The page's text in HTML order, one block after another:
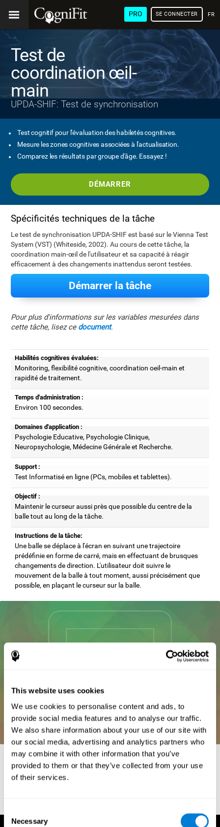
This website uses cookies
We use cookies to personalise content and ads, to
provide social media features and to analyse our traffic.
We also share information about your use of our site with
our social media, advertising and analytics partners who
may combine it with other information that you’ve
provided to them or that they’ve collected from your use
of their services.
Selection
Necessary
PRO SE CONNECTER
Test de
coordination œil-
main
UPDA-SHIF: Test de synchronisation
Test cognitif pour l'évaluation des habiletés cognitives.
Mesure les zones cognitives associées à l'actualisation.
Comparez les résultats par groupe d'âge. Essayez !
DÉMARRER
Spécificités techniques de la tâche
Le test de synchronisation UPDA-SHIF est basé sur le Vienna Test
System (VST) (Whiteside, 2002). Au cours de cette tâche, la
coordination main-œil de l'utilisateur et sa capacité à réagir
efficacement à des changements inattendus seront testées.
Démarrer la tâche
Pour plus d'informations sur les variables mesurées dans
cette tâche, lisez ce document.
Habilités cognitives évaluées:
Monitoring, flexibilité cognitive, coordination oeil-main et
rapidité de traitement.
Temps d'administration :
Environ 100 secondes.
Domaines d'application :
Psychologie Educative, Psychologie Clinique,
Neuropsychologie, Médecine Générale et Recherche.
Support :
Test Informatisé en ligne (PCs, mobiles et tablettes).
Objectif :
Maintenir le curseur aussi près que possible du centre de la
balle tout au long de la tâche.
Instructions de la tâche:
Une balle se déplace à l'écran en suivant une trajectoire
prédéfinie en forme de carré, mais en effectuant de brusques
changements de direction. L'utilisateur doit suivre le
mouvement de la balle à tout moment, aussi précisément que
possible, en plaçant le curseur sur la balle.
Références
Whiteside, A. (2002) A synopsis of the Vienna Test System: A
computer aided psychological diagnosis. JOPED, 5 (1), 41–50.